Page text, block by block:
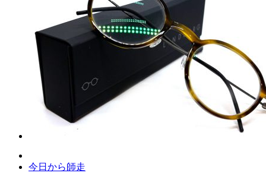
今日から師走